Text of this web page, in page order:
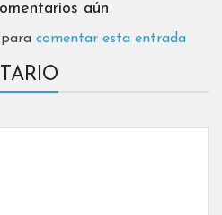
aún
para comentar esta entrada